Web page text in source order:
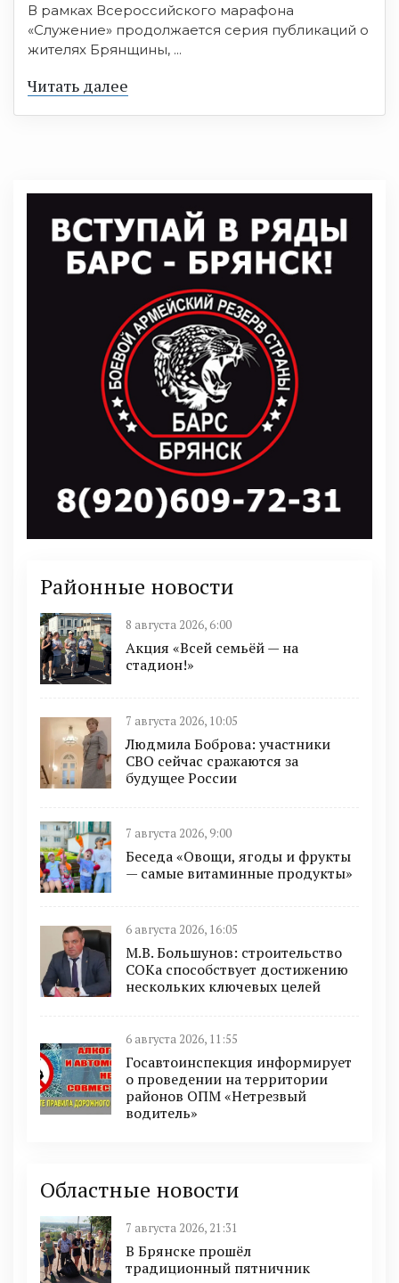
В рамках Всероссийского марафона
«Служение» продолжается серия публикаций о
жителях Брянщины, ...
Читать далее
Районные новости
8 августа 2026, 6:00
Акция «Всей семьёй — на
стадион!»
7 августа 2026, 10:05
Людмила Боброва: участники
СВО сейчас сражаются за
будущее России
7 августа 2026, 9:00
Беседа «Овощи, ягоды и фрукты
— самые витаминные продукты»
6 августа 2026, 16:05
М.В. Большунов: строительство
СОКа способствует достижению
нескольких ключевых целей
6 августа 2026, 11:55
Госавтоинспекция информирует
о проведении на территории
районов ОПМ «Нетрезвый
водитель»
Областные новости
7 августа 2026, 21:31
В Брянске прошёл
традиционный пятничник